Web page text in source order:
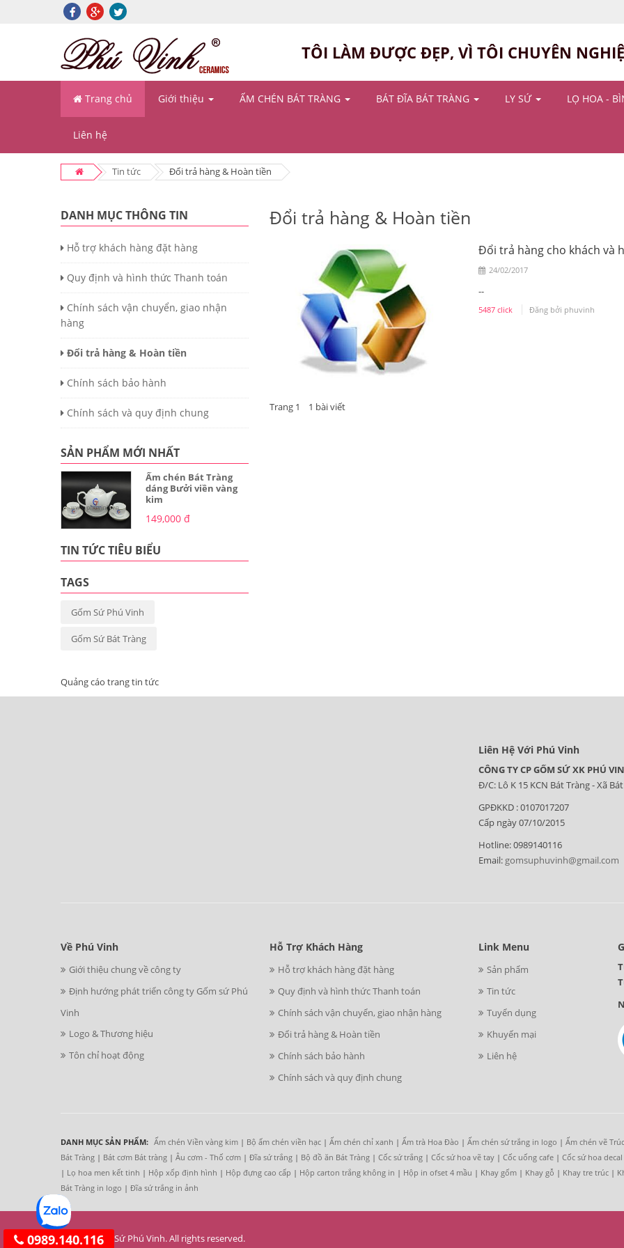
TÔI LÀM ĐƯỢC ĐẸP, VÌ TÔI CHUYÊN
Trang chủ Giới thiệu ẤM CHÉN BÁT TRÀNG BÁT ĐĨA BÁT TRÀNG LY SỨ LỌ HOA -
Liên hệ
Tin tức Đổi trả hàng & Hoàn tiền
DANH MỤC THÔNG TIN
Hỗ trợ khách hàng đặt hàng
Quy định và hình thức Thanh toán
Chính sách vận chuyển, giao nhận
hàng
Đổi trả hàng & Hoàn tiền
Chính sách bảo hành
Chính sách và quy định chung
SẢN PHẨM MỚI NHẤT
Ấm chén Bát Tràng
dáng Bưởi viền vàng
kim
149,000 đ
TIN TỨC TIÊU BIỂU
TAGS
Gốm Sứ Phú Vinh
Gốm Sứ Bát Tràng
Quảng cáo trang tin tức
Đổi trả hàng & Hoàn tiền
Đổi trả hàng cho khách và
24/02/2017
--
5487 click Đăng bởi phuvinh
Trang 1 1 bài viết
Liên Hệ Với Phú Vinh
CÔNG TY CP GỐM SỨ XK PHÚ
Đ/C: Lô K 15 KCN Bát Tràng - Xã
GPĐKKD : 0107017207
Cấp ngày 07/10/2015
Hotline: 0989140116
Email: gomsuphuvinh@gmail.com
Về Phú Vinh
Giới thiệu chung về công ty
Định hướng phát triển công ty Gốm sứ Phú
Vinh
Logo & Thương hiệu
Tôn chỉ hoạt động
Hỗ Trợ Khách Hàng
Hỗ trợ khách hàng đặt hàng
Quy định và hình thức Thanh toán
Chính sách vận chuyển, giao nhận hàng
Đổi trả hàng & Hoàn tiền
Chính sách bảo hành
Chính sách và quy định chung
Link Menu
Sản phẩm
Tin tức
Tuyển dụng
Khuyến mại
Liên hệ
DANH MỤC SẢN PHẨM: Ấm chén Viền vàng kim | Bộ ấm chén viền hạc | Ấm chén chỉ xanh | Ấm trà Hoa Đào | Ấm chén sứ trắng in logo | Ấm chén vẽ Trúc
Bát Tràng | Bát cơm Bát tràng | Âu cơm - Thố cơm | Đĩa sứ trắng | Bộ đồ ăn Bát Tràng | Cốc sứ trắng | Cốc sứ hoa vẽ tay | Cốc uống cafe | Cốc sứ hoa decal
| Lọ hoa men kết tinh | Hộp xốp định hình | Hộp đựng cao cấp | Hộp carton trắng không in | Hộp in ofset 4 mầu | Khay gốm | Khay gỗ | Khay tre trúc |
Bát Tràng in logo | Đĩa sứ trắng in ảnh
© 2017 Gốm Sứ Phú Vinh. All rights reserved.
0989.140.116